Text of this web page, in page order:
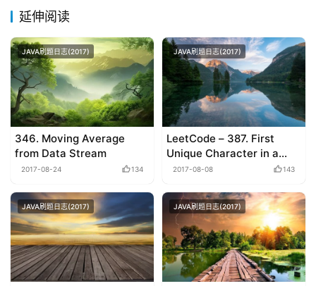
延伸阅读
JAVA刷题日志(2017)
346. Moving Average
from Data Stream
2017-08-24 134
JAVA刷题日志(2017)
LeetCode – 387. First
Unique Character in a
String
2017-08-08 143
JAVA刷题日志(2017) JAVA刷题日志(2017)